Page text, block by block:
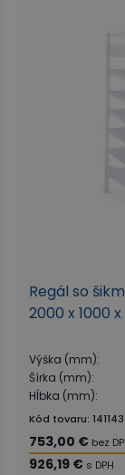
Regál so
2000 x 1000
Výška (mm):
Šírka (mm):
Hĺbka (mm):
Kód tovaru: 141143
753,00 € bez
926,19 € s DPH